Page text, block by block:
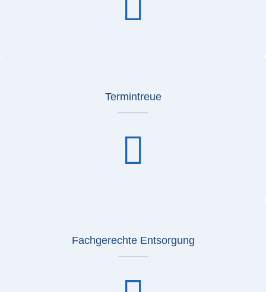
Termintreue
Fachgerechte Entsorgung